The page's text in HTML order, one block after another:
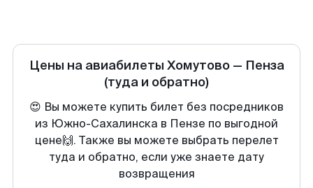
Цены на авиабилеты Хомутово— Пенза
(туда и обратно)
😍 Вы можете купить билет без посредников
из Южно-Сахалинска в Пензе по выгодной
цене🙌. Также вы можете выбрать перелет
туда и обратно, если уже знаете дату
возвращения